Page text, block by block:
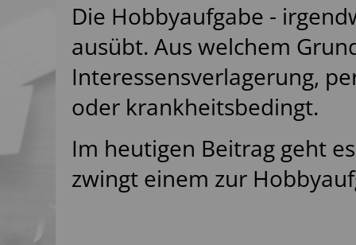
Die Hobbyaufgabe -
ausübt. Aus welchem
Interessensverlagerung,
oder krankheitsbedingt.
Im heutigen Beitrag geht
zwingt einem zur